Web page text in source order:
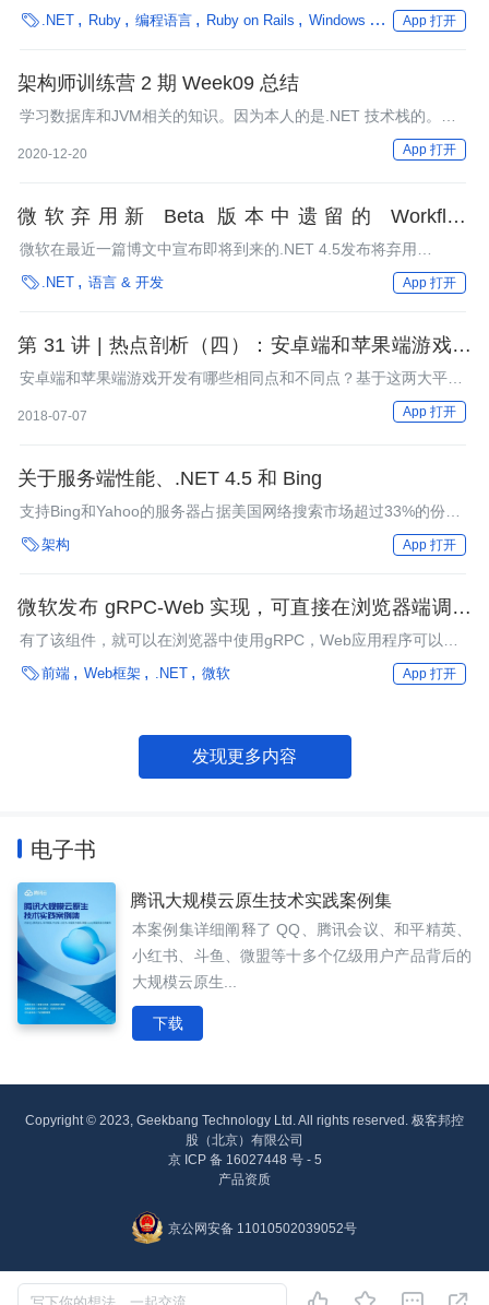
世。Iron实际上是“Implementation running on .NET”的首字母缩
写。.NET的公共语言运行时和Mono（非官方的）均能够支持
Rails应用以及需要注意的事项。
 .NET Ruby 编程语言 Ruby on Rails Windows Azure Azure
App 打开
架构师训练营 2 期 Week09 总结
学习数据库和JVM相关的知识。因为本人的是.NET 技术栈的。对
Java 的JVM不是很了解，不过听了JVM的基本架构知识对系统层
面架构有了一些认知。
2020-12-20 App 打开
微软弃用新 Beta 版本中遗留的 Workflow
Foundation 库
微软在最近一篇博文中宣布即将到来的.NET 4.5发布将弃用
Windows Workflow Foundation技术中的第一代对象。Windows
Workflow Foundation是.NET开发人员以及少数微软服务器产品使
使用旧版.NET 3.0对象的应用程序发出警告。
 .NET 语言 & 开发 App 打开
第 31 讲 | 热点剖析（四）：安卓端和苹果端游戏开
发有什么区别？
安卓端和苹果端游戏开发有哪些相同点和不同点？基于这两大平
2018-07-07 App 打开
关于服务端性能、.NET 4.5 和 Bing
支持Bing和Yahoo的服务器占据美国网络搜索市场超过33%的份
额，这是.NET 4.5 RC应用程序最大型的持续正式使用。微软的
Bing和.NET团队紧密合作，做出了一系列改善，这对于运行大规
架构 App 打开
微软发布 gRPC-Web 实现，可直接在浏览器端调用
gRPC 服务
有了该组件，就可以在浏览器中使用gRPC，Web应用程序可以不
通过HTTP代理服务器直接与gRPC服务通信。
前端 Web框架 .NET 微软 App 打开
发现更多内容
电子书
腾讯大规模云原生技术实践案例集
本案例集详细阐释了 QQ、腾讯会议、和平精英、
小红书、斗鱼、微盟等十多个亿级用户产品背后的
大规模云原生...
下载
Copyright © 2023, Geekbang Technology Ltd. All rights reserved. 极客邦控
股（北京）有限公司
京 ICP 备 16027448 号 - 5
产品资质
京公网安备 11010502039052号